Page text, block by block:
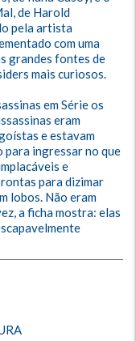
de Harold
pela artista
com uma
grandes fontes de
mais curiosos.
em Série os
eram
e estavam
para ingressar no que
e
para dizimar
lobos. Não eram
a ficha mostra: elas